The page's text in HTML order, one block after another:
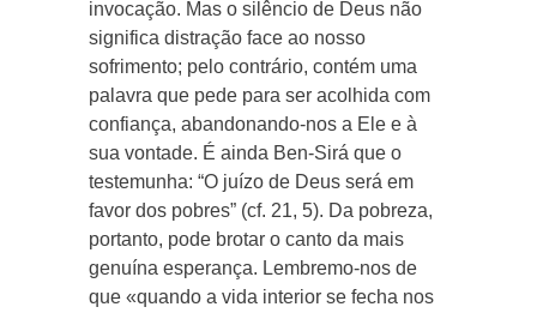
invocação. Mas o silêncio de Deus não
significa distração face ao nosso
sofrimento; pelo contrário, contém uma
palavra que pede para ser acolhida com
confiança, abandonando-nos a Ele e à
sua vontade. É ainda Ben-Sirá que o
testemunha: “O juízo de Deus será em
favor dos pobres” (cf. 21, 5). Da pobreza,
portanto, pode brotar o canto da mais
genuína esperança. Lembremo-nos de
que «quando a vida interior se fecha nos